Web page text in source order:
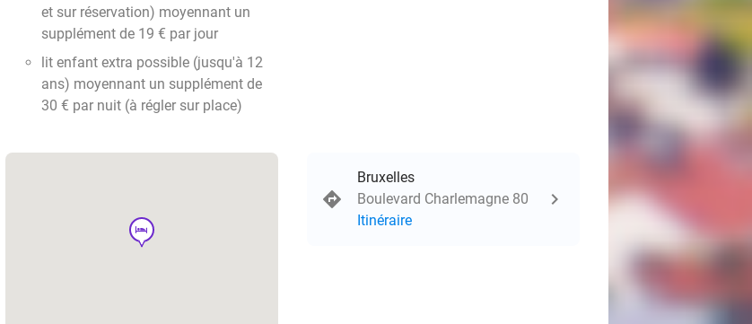
et sur réservation) moyennant un
supplément de 19 € par jour
lit enfant extra possible (jusqu'à 12
ans) moyennant un supplément de
30 € par nuit (à régler sur place)
hotel
Bruxelles
Boulevard Charlemagne 80
Itinéraire